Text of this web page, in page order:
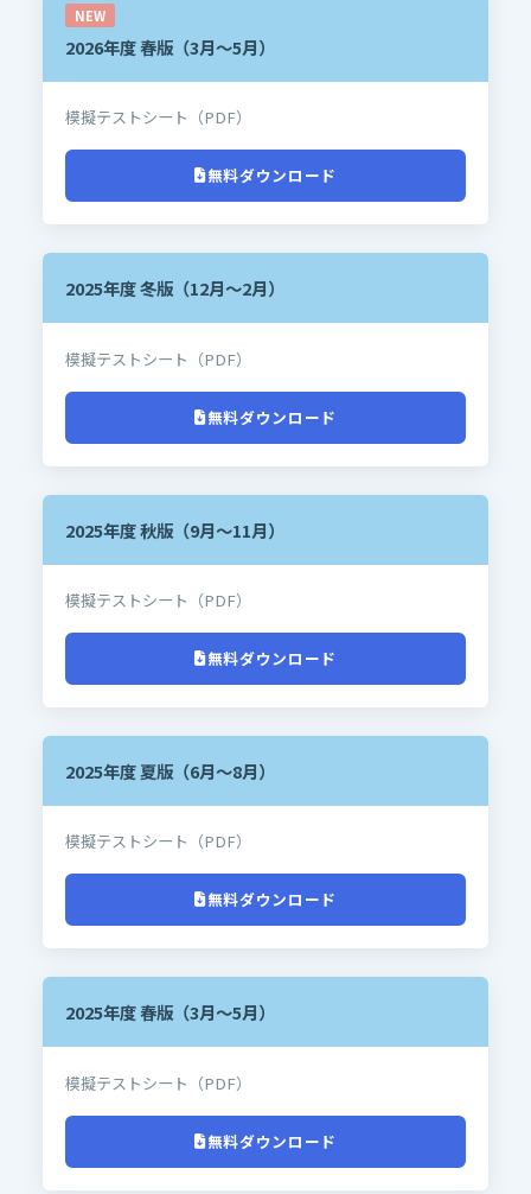
NEW
2026年度 春版（3月～5月）
模擬テストシート（PDF）
無料ダウンロード
2025年度 冬版（12月～2月）
模擬テストシート（PDF）
無料ダウンロード
2025年度 秋版（9月～11月）
模擬テストシート（PDF）
無料ダウンロード
2025年度 夏版（6月～8月）
模擬テストシート（PDF）
無料ダウンロード
2025年度 春版（3月～5月）
模擬テストシート（PDF）
無料ダウンロード